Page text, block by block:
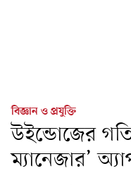
বিজ্ঞান ও প্রযুক্তি
উইন্ডোজের
ম্যানেজার’